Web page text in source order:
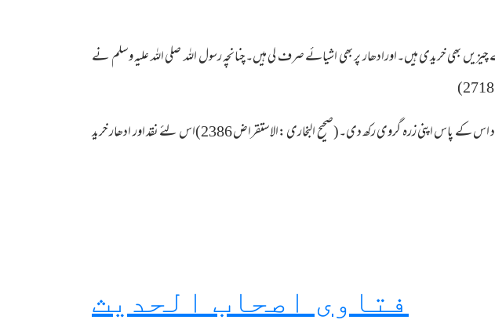
بھی خریدی ہیں۔اورادھار پر بھی اشیائے صرف لی ہیں۔چنانچہ رسول اللہ صلی اللہ علیہ وسلم نے
نیز رسول اللہ صلی اللہ علیہ وسلم نے ایک یہودی سے ادھار رقم کی ادائیگی پر کچھ بنو خریدے اور بطور اعتماد اس کے پاس اپنی زرہ گروی رکھ دی۔(صحیح البخاری :الاستقراض 2386)اس لئے نقد اور ادھار خرید
فتاوی اصحاب الحدیث